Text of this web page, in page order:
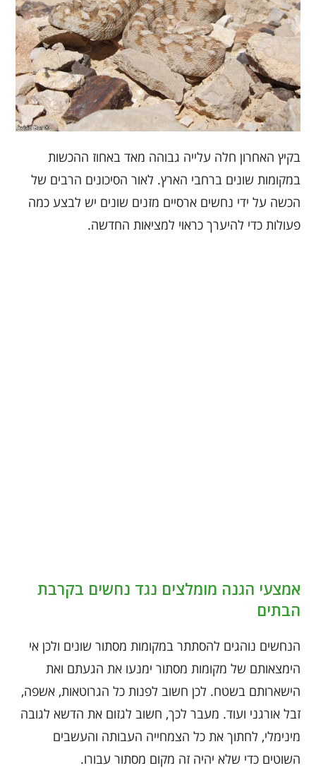
בקיץ האחרון חלה עלייה גבוהה מאד באחוז ההכשות
במקומות שונים ברחבי הארץ. לאור הסיכונים הרבים של
הכשה על ידי נחשים ארסיים מזנים שונים יש לבצע כמה
פעולות כדי להיערך כראוי למציאות החדשה.
אמצעי הגנה מומלצים נגד נחשים בקרבת
הבתים
הנחשים נוהגים להסתתר במקומות מסתור שונים ולכן אי
הימצאותם של מקומות מסתור ימנעו את הגעתם ואת
הישארותם בשטח. לכן חשוב לפנות כל הגרוטאות, אשפה,
זבל אורגני ועוד. מעבר לכך, חשוב לגזום את הדשא לגובה
מינימלי, לחתוך את כל הצמחייה העבותה והעשבים
השוטים כדי שלא יהיה זה מקום מסתור עבורו.